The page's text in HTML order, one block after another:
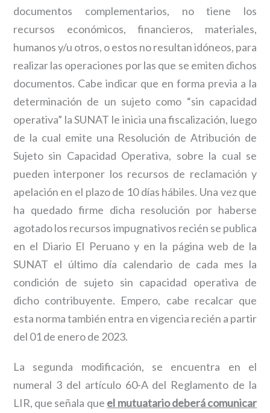
documentos complementarios, no tiene los
recursos económicos, financieros, materiales,
humanos y/u otros, o estos no resultan idóneos, para
realizar las operaciones por las que se emiten dichos
documentos. Cabe indicar que en forma previa a la
determinación de un sujeto como “sin capacidad
operativa” la SUNAT le inicia una fiscalización, luego
de la cual emite una Resolución de Atribución de
Sujeto sin Capacidad Operativa, sobre la cual se
pueden interponer los recursos de reclamación y
apelación en el plazo de 10 días hábiles. Una vez que
ha quedado firme dicha resolución por haberse
agotado los recursos impugnativos recién se publica
en el Diario El Peruano y en la página web de la
SUNAT el último día calendario de cada mes la
condición de sujeto sin capacidad operativa de
dicho contribuyente. Empero, cabe recalcar que
esta norma también entra en vigencia recién a partir
del 01 de enero de 2023.
La segunda modificación, se encuentra en el
numeral 3 del artículo 60-A del Reglamento de la
LIR, que señala que el mutuatario deberá comunicar